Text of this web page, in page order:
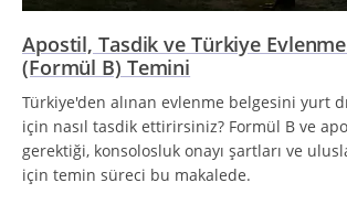
Apostil, Tasdik ve Türkiye
(Formül B) Temini
Türkiye'den alınan evlenme belgesini yurt
için nasıl tasdik ettirirsiniz? Formül B ve
gerektiği, konsolosluk onayı şartları ve
için temin süreci bu makalede.